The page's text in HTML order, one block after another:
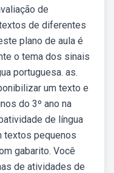
de
de diferentes
plano de aula é
o tema dos sinais
portuguesa. as.
um texto e
do 3º ano na
de língua
textos pequenos
gabarito. Você
de atividades de